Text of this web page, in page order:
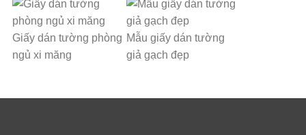
Giấy dán tường phòng
ngủ xi măng
Mẫu giấy dán tường
giả gạch đẹp